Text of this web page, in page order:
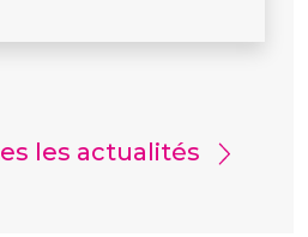
les actualités